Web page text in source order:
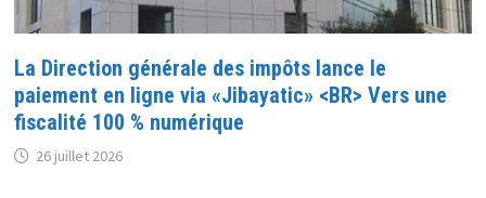
La Direction générale des impôts lance le
paiement en ligne via «Jibayatic» <BR> Vers une
fiscalité 100 % numérique
26 juillet 2026